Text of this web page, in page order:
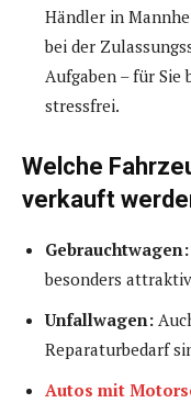
Händler in
bei der
Aufgaben – für
stressfrei.
Welche
verkauft
Gebrauchtwagen:
besonders
Unfallwagen:
Reparaturbedarf
Autos mit